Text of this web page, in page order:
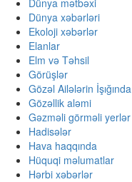
Dünya mətbəxi
Dünya xəbərləri
Ekoloji xəbərlər
Elanlar
Elm və Təhsil
Görüşlər
Gözəl Ailələrin İşığında
Gözəllik aləmi
Gəzməli görməli yerlər
Hadisələr
Hava haqqında
Hüquqi məlumatlar
Hərbi xəbərlər